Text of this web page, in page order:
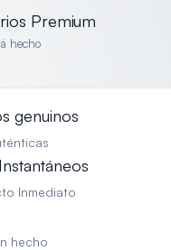
Premium
hecho
genuinos
Inmediato
hecho